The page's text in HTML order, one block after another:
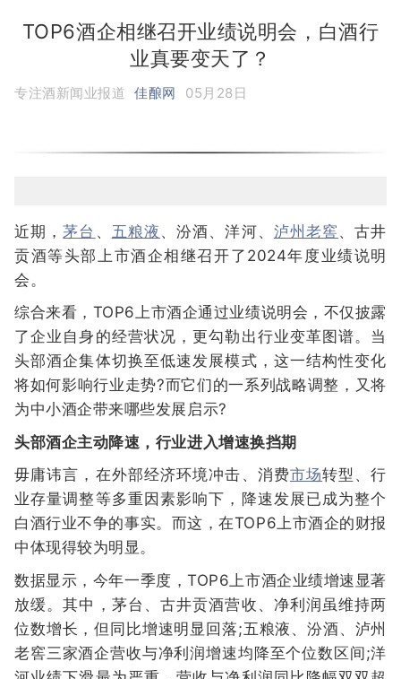
TOP6酒企相继召开业绩说明会，白酒行
业真要变天了？
专注酒新闻业报道 佳酿网 05月28日
近期，茅台 、 五粮液 、汾酒、洋河、 泸州老窖 、古井
贡酒等头部上市酒企相继召开了2024年度业绩说明
会。
综合来看，TOP6上市酒企通过业绩说明会，不仅披露
了企业自身的经营状况，更勾勒出行业变革图谱。当
头部酒企集体切换至低速发展模式，这一结构性变化
将如何影响行业走势?而它们的一系列战略调整，又将
为中小酒企带来哪些发展启示?
头部酒企主动降速，行业进入增速换挡期
毋庸讳言，在外部经济环境冲击、消费市场转型、行
业存量调整等多重因素影响下，降速发展已成为整个
白酒行业不争的事实。而这，在TOP6上市酒企的财报
中体现得较为明显。
数据显示，今年一季度，TOP6上市酒企业绩增速显著
放缓。其中，茅台、古井贡酒营收、净利润虽维持两
位数增长，但同比增速明显回落;五粮液、汾酒、泸州
老窖三家酒企营收与净利润增速均降至个位数区间;洋